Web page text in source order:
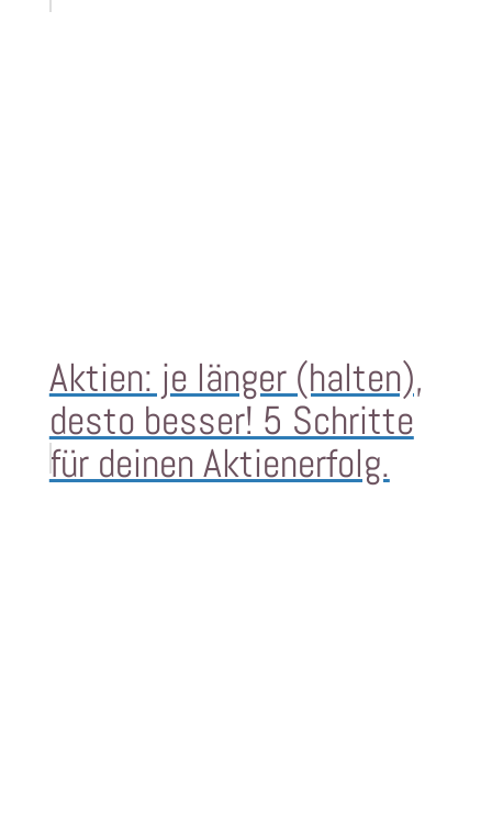
Aktien: je länger (halten),
desto besser! 5 Schritte
für deinen Aktienerfolg.